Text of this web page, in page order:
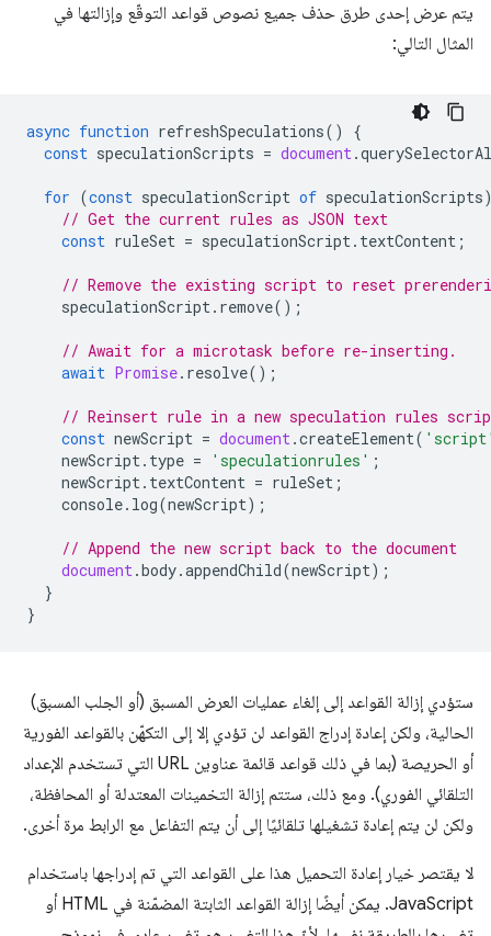
يتم عرض إحدى طرق حذف جميع نصوص قواعد التوقّع وإزالتها في
المثال التالي:
async function refreshSpeculations()
{
const speculationScripts = document .
for (const speculationScript of speculationScripts
// Get the current rules as JSON text
const ruleSet = speculationScript . textContent ;
// Remove the existing script to reset
speculationScript . remove();
// Await for a microtask before re-inserting.
await Promise. resolve();
// Reinsert rule in a new speculation rules
const newScript = document .createElement(
newScript . type = 'speculationrules' ;
newScript . textContent = ruleSet ;
console. log(newScript);
// Append the new script back to the document
document .body.appendChild(newScript);
}
}
ستؤدي إزالة القواعد إلى إلغاء عمليات العرض المسبق (أو الجلب المسبق)
الحالية، ولكن إعادة إدراج القواعد لن تؤدي إلا إلى التكهّن بالقواعد الفورية
أو الحريصة (بما في ذلك قواعد قائمة عناوين URL التي تستخدم الإعداد
التلقائي الفوري). ومع ذلك، ستتم إزالة التخمينات المعتدلة أو المحافظة،
ولكن لن يتم إعادة تشغيلها تلقائيًا إلى أن يتم التفاعل مع الرابط مرة أخرى.
لا يقتصر خيار إعادة التحميل هذا على القواعد التي تم إدراجها باستخدام
JavaScript. يمكن أيضًا إزالة القواعد الثابتة المضمّنة في HTML أو